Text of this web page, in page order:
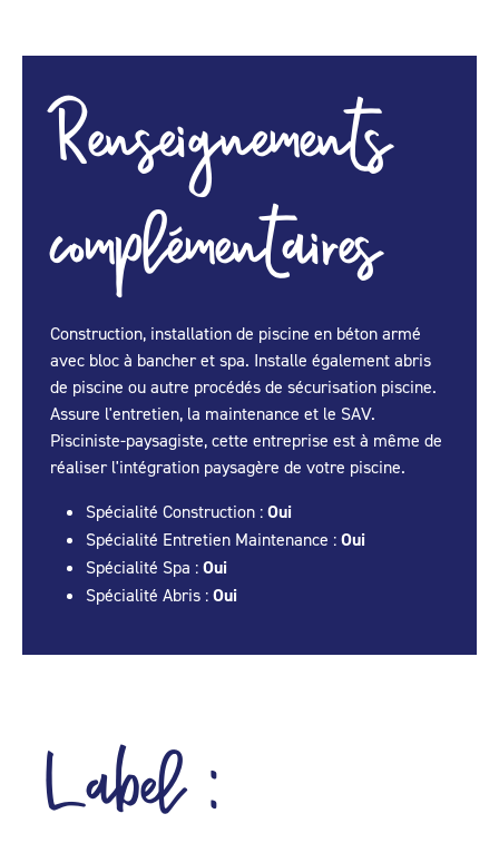
Renseignements
complémentaires
Construction, installation de piscine en béton armé
avec bloc à bancher et spa. Installe également abris
de piscine ou autre procédés de sécurisation piscine.
Assure l'entretien, la maintenance et le SAV.
Pisciniste-paysagiste, cette entreprise est à même de
réaliser l'intégration paysagère de votre piscine.
Spécialité Construction : Oui
Spécialité Entretien Maintenance : Oui
Spécialité Spa : Oui
Spécialité Abris : Oui
Label :